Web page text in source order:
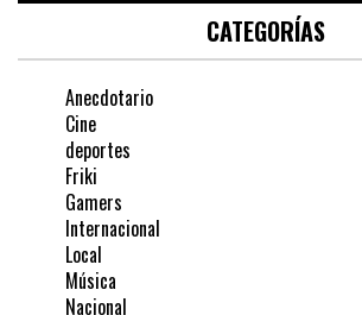
CATEGORÍAS
Anecdotario
Cine
deportes
Friki
Gamers
Internacional
Local
Música
Nacional